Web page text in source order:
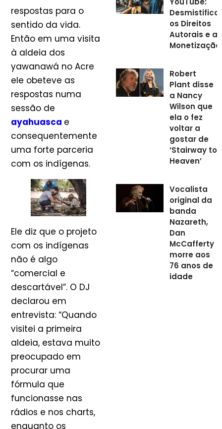
respostas para o
sentido da vida.
Então em uma visita
à aldeia dos
yawanawá no Acre
ele obeteve as
respostas numa
sessão de
ayahuasca e
consequentemente
uma forte parceria
com os indígenas.
Ele diz que o projeto
com os indígenas
não é algo
“comercial e
descartável”. O DJ
declarou em
entrevista: “Quando
visitei a primeira
aldeia, estava muito
preocupado em
procurar uma
fórmula que
funcionasse nas
rádios e nos charts,
enquanto os
os Direitos
Autorais e a
Monetização
Robert
Plant disse
a Nancy
Wilson que
ela o fez
voltar a
gostar de
‘Stairway to
Heaven’
Vocalista
original da
banda
Nazareth,
Dan
McCafferty
morre aos
76 anos de
idade